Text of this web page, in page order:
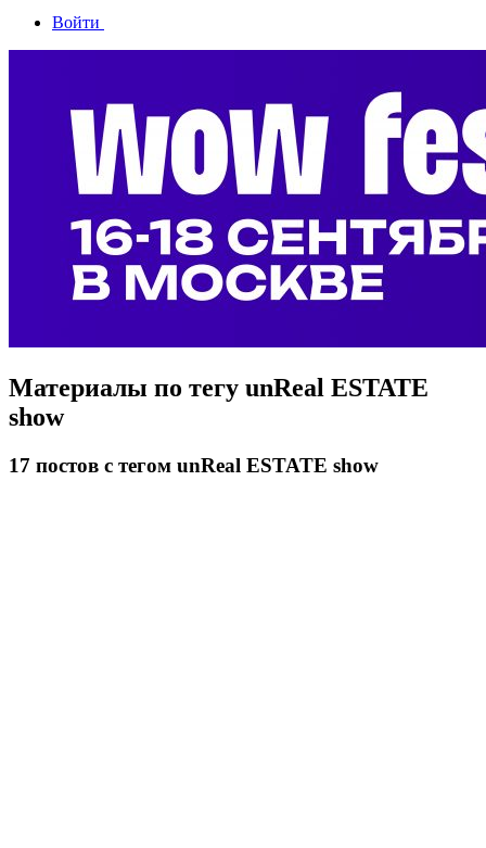
Войти
Материалы по тегу unReal ESTATE
show
17 постов с тегом unReal ESTATE show